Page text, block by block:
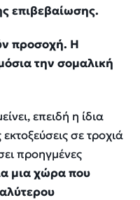
επιβεβαίωσης.
προσοχή. Η
την σομαλική
επειδή η ίδια
σε τροχιά
προηγμένες
μια χώρα που